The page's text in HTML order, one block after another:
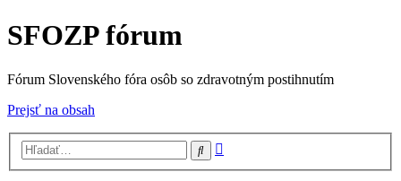
SFOZP fórum
Fórum Slovenského fóra osôb so zdravotným postihnutím
Prejsť na obsah
Hľadať